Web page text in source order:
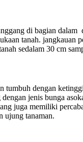
di bagian dalam
tanah. jangkauan
sedalam 30 cm
tumbuh dengan
jenis bunga
juga memiliki
ujung tanaman.